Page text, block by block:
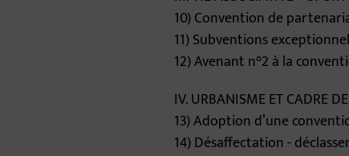
10) Convention de
11) Subventions
12) Avenant n°2 à la
IV. URBANISME ET CADRE
13) Adoption d’une
14) Désaffectation -